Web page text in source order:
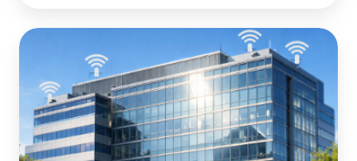
Top
des
critères
pour
choisir